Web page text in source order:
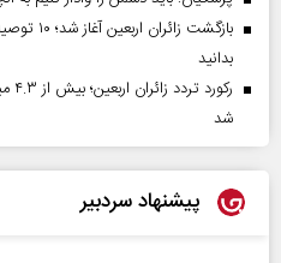
بازگشت
بدانید
شد
پیشنهاد سردبیر